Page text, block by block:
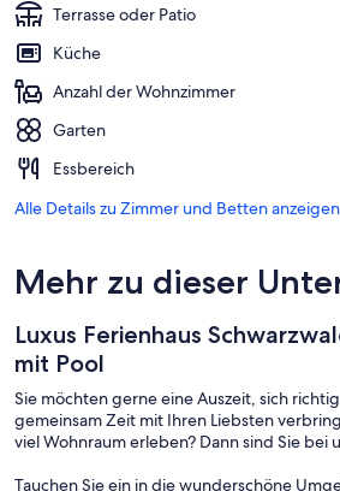
Terrasse oder Patio
Küche
Anzahl der Wohnzimmer
Garten
Essbereich
Alle Details zu Zimmer und Betten anzeigen
Mehr zu dieser
Luxus Ferienhaus
mit Pool
Sie möchten gerne eine Auszeit, sich
gemeinsam Zeit mit Ihren Liebsten
viel Wohnraum erleben? Dann sind Sie bei
Tauchen Sie ein in die wunderschöne